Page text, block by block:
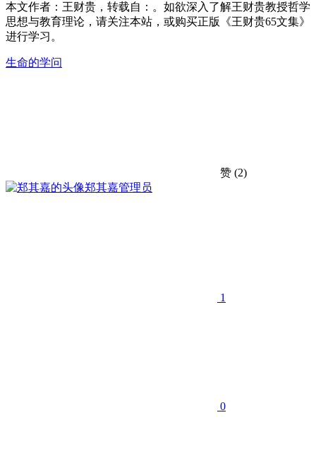
本文作者：王财贵，转载自：。如欲深入了解王财贵教授哲学
思想与教育理论，请关注本站，或购买正版《王财贵65文集》
进行学习。
生命的学问
赞 (2)
郑其嘉管理员
1
0